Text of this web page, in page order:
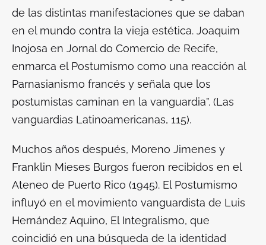
de las distintas manifestaciones que se daban
en el mundo contra la vieja estética. Joaquim
Inojosa en Jornal do Comercio de Recife,
enmarca el Postumismo como una reacción al
Parnasianismo francés y señala que los
postumistas caminan en la vanguardia”. (Las
vanguardias Latinoamericanas, 115).
Muchos años después, Moreno Jimenes y
Franklin Mieses Burgos fueron recibidos en el
Ateneo de Puerto Rico (1945). El Postumismo
influyó en el movimiento vanguardista de Luis
Hernández Aquino, El Integralismo, que
coincidió en una búsqueda de la identidad